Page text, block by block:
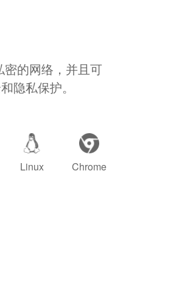
的网络，并且可
隐私保护。
Linux Chrome